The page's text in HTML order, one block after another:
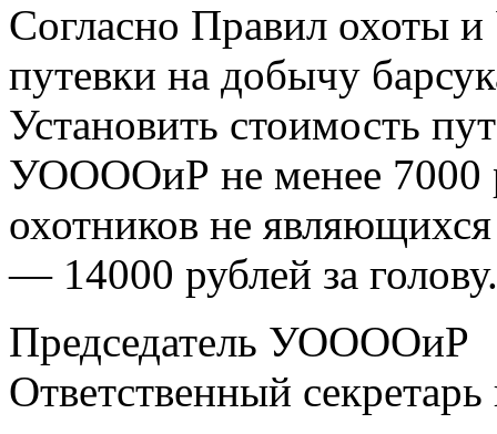
Согласно Правил охоты и
путевки на добычу
Установить стоимость
УООООиР не менее 7000
охотников не
— 14000 рублей за голову.
Председатель
Ответственный